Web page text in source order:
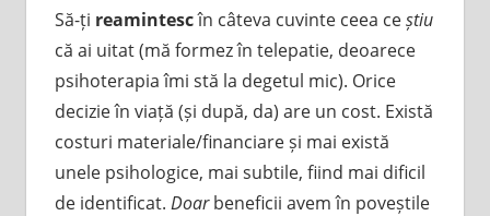
Să-ți reamintescîn câteva cuvinte ceea ceștiu
că ai uitat (mă formez în telepatie, deoarece
psihoterapia îmi stă la degetul mic). Orice
decizie în viață (și după, da) are un cost. Există
costuri materiale/financiare și mai există
unele psihologice, mai subtile, fiind mai dificil
de identificat. Doarbeneficii avem în poveștile